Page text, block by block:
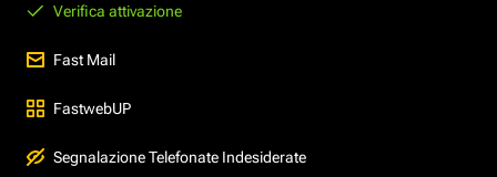
Verifica attivazione
Fast Mail
FastwebUP
Segnalazione Telefonate Indesiderate